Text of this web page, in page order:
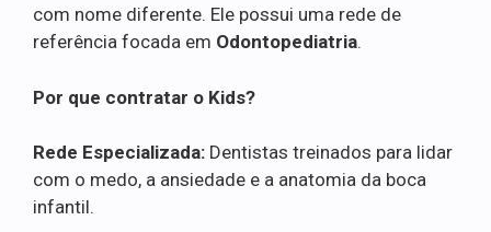
com nome diferente. Ele possui uma rede de
referência focada em Odontopediatria.
Por que contratar o Kids?
Rede Especializada: Dentistas treinados para lidar
com o medo, a ansiedade e a anatomia da boca
infantil.